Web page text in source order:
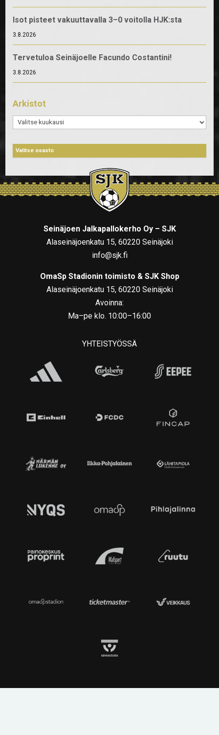
Isot pisteet vakuuttavalla 3–0 voitolla HJK:sta
3.8.2026
Tervetuloa Seinäjoelle Facundo Costantini!
3.8.2026
Arkistot
Arkistot
Seinäjoen Jalkapallokerho Oy – SJK
Alaseinäjoenkatu 15, 60220 Seinäjoki
info@sjk.fi
OmaSp Stadionin toimisto & SJK Shop
Alaseinäjoenkatu 15, 60220 Seinäjoki
Avoinna:
Ma–pe klo. 10:00–16:00
YHTEISTYÖSSÄ